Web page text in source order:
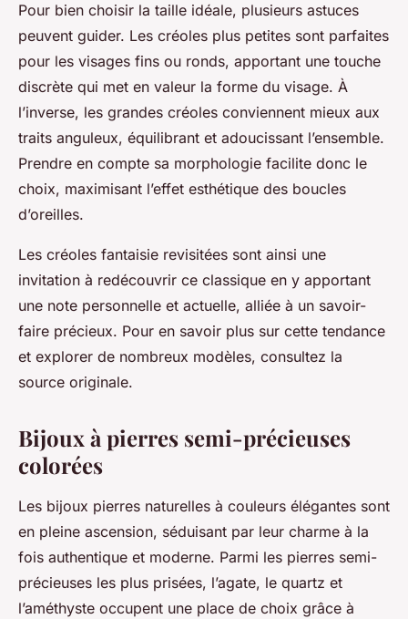
Pour bien choisir la taille idéale, plusieurs astuces
peuvent guider. Les créoles plus petites sont parfaites
pour les visages fins ou ronds, apportant une touche
discrète qui met en valeur la forme du visage. À
l’inverse, les grandes créoles conviennent mieux aux
traits anguleux, équilibrant et adoucissant l’ensemble.
Prendre en compte sa morphologie facilite donc le
choix, maximisant l’effet esthétique des boucles
d’oreilles.
Les créoles fantaisie revisitées sont ainsi une
invitation à redécouvrir ce classique en y apportant
une note personnelle et actuelle, alliée à un savoir-
faire précieux. Pour en savoir plus sur cette tendance
et explorer de nombreux modèles, consultez la
source originale.
Bijoux à pierres semi-précieuses
colorées
Les bijoux pierres naturelles à couleurs élégantes sont
en pleine ascension, séduisant par leur charme à la
fois authentique et moderne. Parmi les pierres semi-
précieuses les plus prisées, l’agate, le quartz et
l’améthyste occupent une place de choix grâce à